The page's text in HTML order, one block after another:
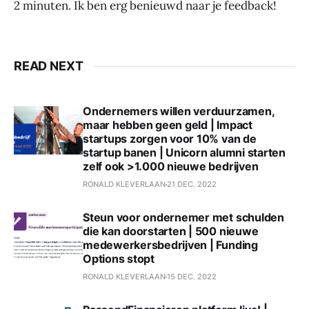
2 minuten. Ik ben erg benieuwd naar je feedback!
READ NEXT
Ondernemers willen verduurzamen,
maar hebben geen geld | Impact
startups zorgen voor 10% van de
startup banen | Unicorn alumni starten
zelf ook >1.000 nieuwe bedrijven
RONALD KLEVERLAAN 21 DEC. 2022
Steun voor ondernemer met schulden
die kan doorstarten | 500 nieuwe
medewerkersbedrijven | Funding
Options stopt
RONALD KLEVERLAAN15 DEC. 2022